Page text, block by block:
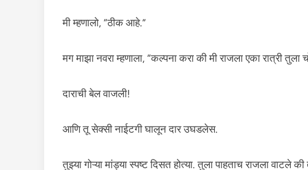
मी म्हणालो, “ठीक आहे.”
मग माझा नवरा म्हणाला, “कल्पना करा की मी राजला एका रात्री तुला
दाराची बेल वाजली!
आणि तू सेक्सी नाईटगी घालून दार उघडलेस.
तुझ्या गोऱ्या मांड्या स्पष्ट दिसत होत्या. तुला पाहताच राजला वाटले